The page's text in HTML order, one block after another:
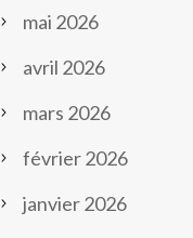
mai 2026
avril 2026
mars 2026
février 2026
janvier 2026